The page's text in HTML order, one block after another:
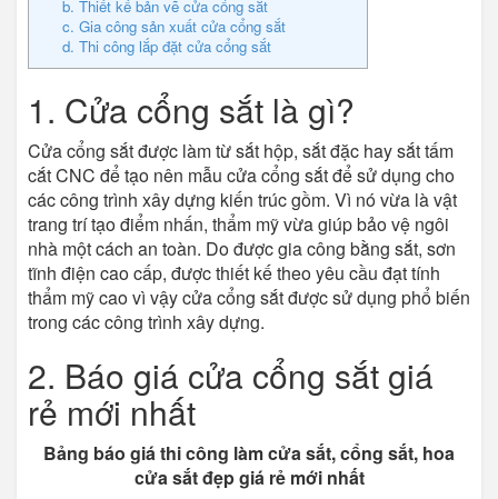
b. Thiết kế bản vẽ cửa cổng sắt
c. Gia công sản xuất cửa cổng sắt
d. Thi công lắp đặt cửa cổng sắt
1. Cửa cổng sắt là gì?
Cửa cổng sắt được làm từ sắt hộp, sắt đặc hay sắt tấm
cắt CNC để tạo nên mẫu cửa cổng sắt để sử dụng cho
các công trình xây dựng kiến trúc gồm. Vì nó vừa là vật
trang trí tạo điểm nhấn, thẩm mỹ vừa giúp bảo vệ ngôi
nhà một cách an toàn. Do được gia công bằng sắt, sơn
tĩnh điện cao cấp, được thiết kế theo yêu cầu đạt tính
thẩm mỹ cao vì vậy cửa cổng sắt được sử dụng phổ biến
trong các công trình xây dựng.
2. Báo giá cửa cổng sắt giá
rẻ mới nhất
Bảng báo giá thi công làm cửa sắt, cổng sắt, hoa
cửa sắt đẹp giá rẻ mới nhất